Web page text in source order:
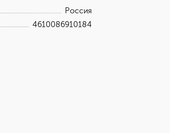
Россия
4610086910184